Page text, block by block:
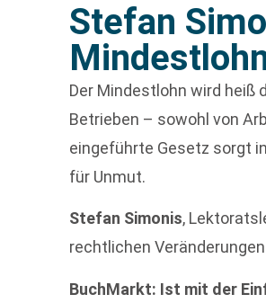
Stefan
Der Mindestlohn wird heiß
Betrieben – sowohl von
eingeführte Gesetz sorgt
für Unmut.
Stefan Simonis,
rechtlichen
BuchMarkt: Ist mit der